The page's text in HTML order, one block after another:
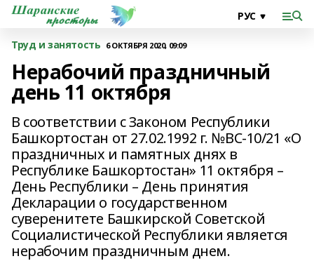
Труд и занятость 6 ОКТЯБРЯ 2020, 09:09
Нерабочий праздничный
день 11 октября
В соответствии с Законом Республики
Башкортостан от 27.02.1992 г. №ВС-10/21 «О
праздничных и памятных днях в
Республике Башкортостан» 11 октября –
День Республики – День принятия
Декларации о государственном
суверенитете Башкирской Советской
Социалистической Республики является
нерабочим праздничным днем.